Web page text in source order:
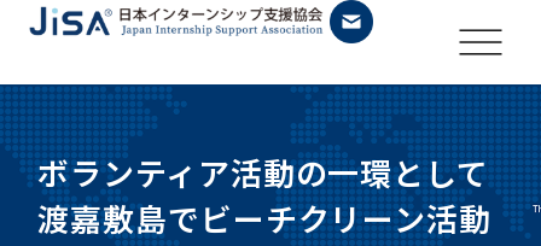
ボランティア活動の一環として
渡嘉敷島でビーチクリーン活動